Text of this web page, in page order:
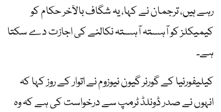
رہے ہیں، ترجمان نے کہا، یہ شگاف بالآخر حکام کو
کیمیکلز کو آہستہ آہستہ نکالنے کی اجازت دے سکتا
ہے۔
کیلیفورنیا کے گورنر گیون نیوزوم نے اتوار کے روز کہا کہ
انہوں نے صدر ڈونلڈ ٹرمپ سے درخواست کی ہے کہ وہ